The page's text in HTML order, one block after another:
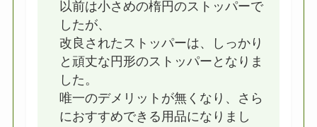
以前は小さめの楕円のストッパーで
したが、
改良されたストッパーは、しっかり
と頑丈な円形のストッパーとなりま
した。
唯一のデメリットが無くなり、さら
におすすめできる用品になりまし